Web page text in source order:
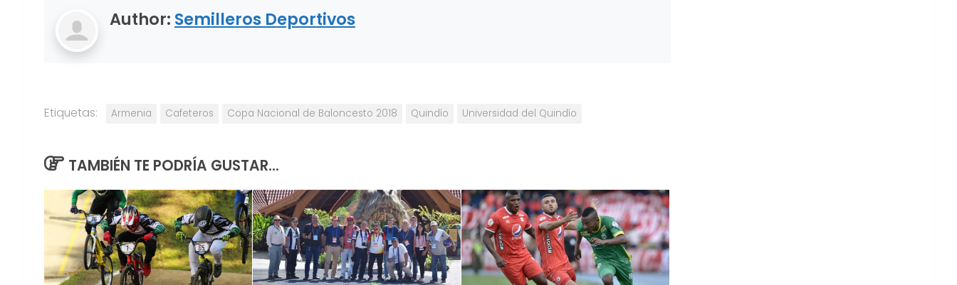
Author: Semilleros Deportivos
Etiquetas: Armenia Cafeteros Copa Nacional de Baloncesto 2018 Quindío Universidad del Quindío
TAMBIÉN TE PODRÍA GUSTAR...